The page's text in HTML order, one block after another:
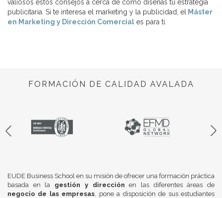
valiosos estos consejos a cerca de cómo diseñas tu estrategia
publicitaria. Si te interesa el marketing y la publicidad, el
Máster
en Marketing y Dirección Comercial es para ti.
FORMACIÓN DE CALIDAD AVALADA
EUDE Business School en su misión de ofrecer una formación práctica
basada en la gestión y dirección en las diferentes áreas de
negocio de las empresas, pone a disposición de sus estudiantes